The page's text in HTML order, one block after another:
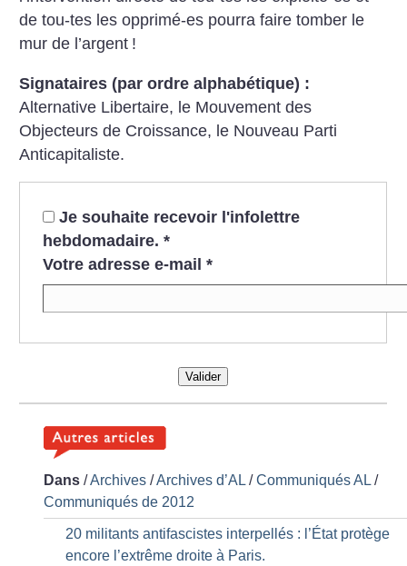
de tou-tes les opprimé-es pourra faire tomber le
mur de l’argent !
Signataires (par ordre alphabétique) :
Alternative Libertaire, le Mouvement des
Objecteurs de Croissance, le Nouveau Parti
Anticapitaliste.
Je souhaite recevoir l'infolettre
hebdomadaire. *
Votre adresse e-mail *
Valider
Dans /Archives /Archives d’AL /Communiqués AL /
Communiqués de 2012
20 militants antifascistes interpellés : l’État protège
encore l’extrême droite à Paris.